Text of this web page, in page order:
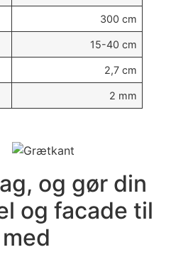
300 cm
15-40 cm
2,7 cm
2 mm
og gør din
og facade til